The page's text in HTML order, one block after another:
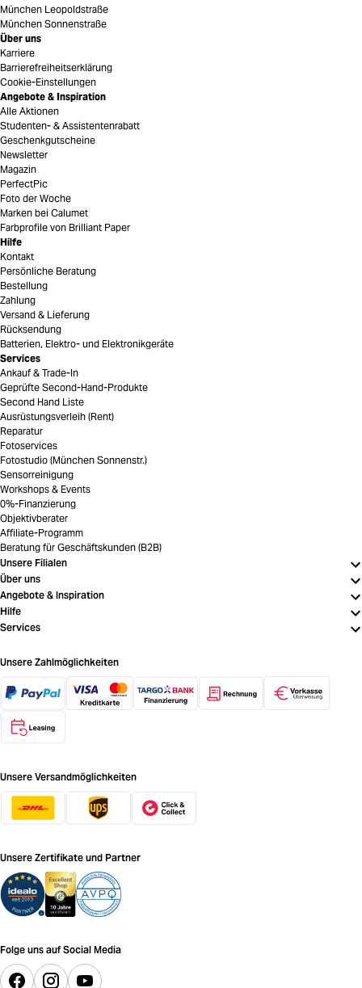
München Leopoldstraße
München Sonnenstraße
Über uns
Karriere
Barrierefreiheitserklärung
Cookie-Einstellungen
Angebote & Inspiration
Alle Aktionen
Studenten- & Assistentenrabatt
Geschenkgutscheine
Newsletter
Magazin
PerfectPic
Foto der Woche
Marken bei Calumet
Farbprofile von Brilliant Paper
Hilfe
Kontakt
Persönliche Beratung
Bestellung
Zahlung
Versand & Lieferung
Rücksendung
Batterien, Elektro- und Elektronikgeräte
Services
Ankauf & Trade-In
Geprüfte Second-Hand-Produkte
Second Hand Liste
Ausrüstungsverleih (Rent)
Reparatur
Fotoservices
Fotostudio (München Sonnenstr.)
Sensorreinigung
Workshops & Events
0%-Finanzierung
Objektivberater
Affiliate-Programm
Beratung für Geschäftskunden (B2B)
Unsere Filialen
Über uns
Angebote & Inspiration
Hilfe
Services
Unsere Zahlmöglichkeiten
Unsere Versandmöglichkeiten
Unsere Zertifikate und Partner
Folge uns auf Social Media